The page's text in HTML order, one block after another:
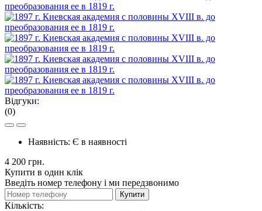
Відгуки:
(0)
Наявність: Є в наявності
4 200 грн.
Купити в один клік
Введіть номер телефону і ми передзвонимо
Купити
Кількість: